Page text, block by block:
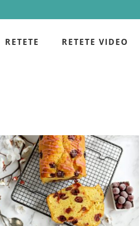
RETETE RETETE VIDEO
Chec cu visine – reteta